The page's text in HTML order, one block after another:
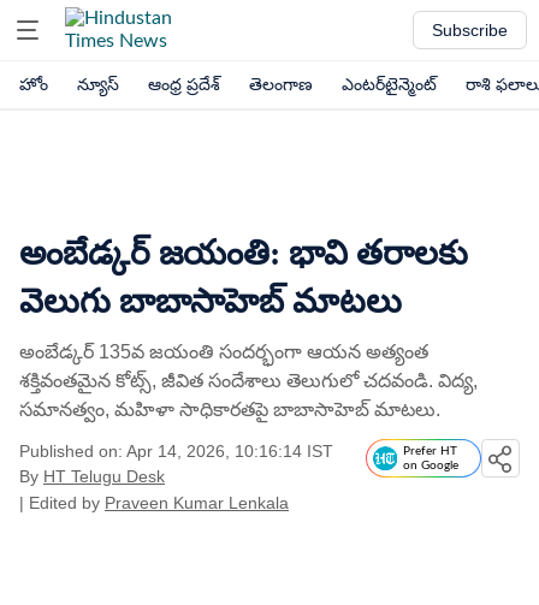
Subscribe
హోం న్యూస్ ఆంధ్ర ప్రదేశ్ తెలంగాణ ఎంటర్‌టైన్మెంట్ రాశి
అంబేడ్కర్ జయంతి: భావి తరాలకు
వెలుగు బాబాసాహెబ్ మాటలు
అంబేడ్కర్ 135వ జయంతి సందర్భంగా ఆయన అత్యంత
శక్తివంతమైన కోట్స్, జీవిత సందేశాలు తెలుగులో చదవండి. విద్య,
సమానత్వం, మహిళా సాధికారతపై బాబాసాహెబ్ మాటలు.
Published on: Apr 14, 2026, 10:16:14 IST
By HT Telugu Desk
| Edited by Praveen Kumar Lenkala
Prefer HT
on Google